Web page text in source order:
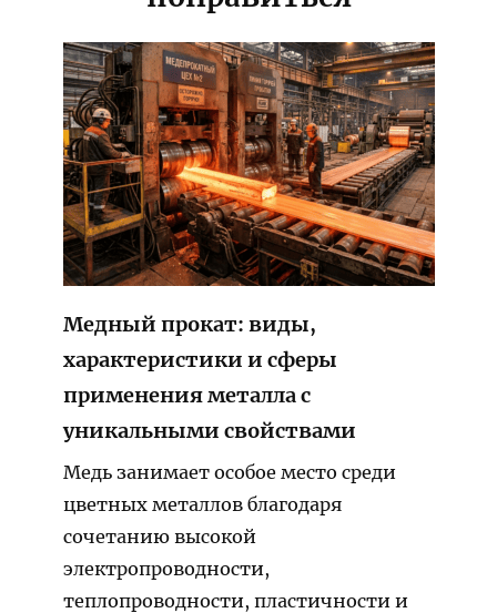
Медный прокат: виды,
характеристики и сферы
применения металла с
уникальными свойствами
Медь занимает особое место среди
цветных металлов благодаря
сочетанию высокой
электропроводности,
теплопроводности, пластичности и